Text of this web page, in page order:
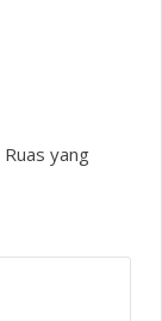
Ruas yang